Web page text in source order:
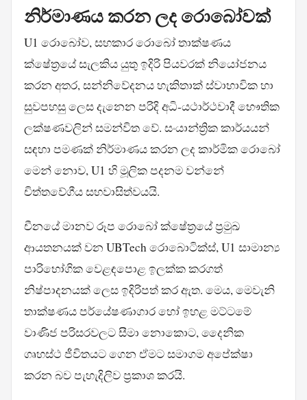
නිර්මාණය කරන ලද රොබෝවක්
U1 රොබෝව, සහකාර රොබෝ තාක්ෂණය
ක්ෂේත්‍රයේ සැලකිය යුතු ඉදිරි පියවරක් නියෝජනය
කරන අතර, සන්නිවේදනය හැකිතාක් ස්වාභාවික හා
සුවපහසු ලෙස දැනෙන පරිදි අධි-යථාර්ථවාදී භෞතික
ලක්ෂණවලින් සමන්විත වේ. සංයාන්ත්‍රික කාර්යයන්
සඳහා පමණක් නිර්මාණය කරන ලද කාර්මික රොබෝ
මෙන් නොව, U1 හි මූලික පදනම වන්නේ
චිත්තවේගීය සහවාසිත්වයයි.
චීනයේ මානව රූප රොබෝ ක්ෂේත්‍රයේ ප්‍රමුඛ
ආයතනයක් වන UBTech රොබොටික්ස්, U1 සාමාන්‍ය
පාරිභෝගික වෙළඳපොළ ඉලක්ක කරගත්
නිෂ්පාදනයක් ලෙස ඉදිරිපත් කර ඇත. මෙය, මෙවැනි
තාක්ෂණය පර්යේෂණාගාර හෝ ඉහළ මට්ටමේ
වාණිජ පරිසරවලට සීමා නොකොට, දෛනික
ගෘහස්ථ ජීවිතයට ගෙන ඒමට සමාගම අපේක්ෂා
කරන බව පැහැදිලිව ප්‍රකාශ කරයි.